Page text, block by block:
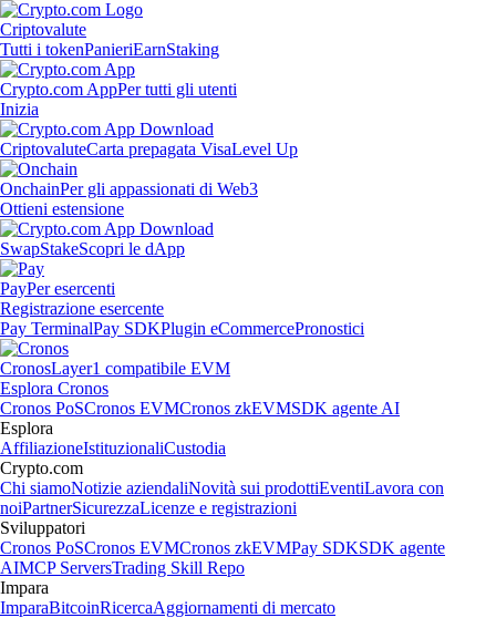
Criptovalute
Tutti i tokenPanieriEarnStaking
Crypto.com AppPer tutti gli utenti
Inizia
CriptovaluteCarta prepagata VisaLevel Up
OnchainPer gli appassionati di Web3
Ottieni estensione
SwapStakeScopri le dApp
PayPer esercenti
Registrazione esercente
Pay TerminalPay SDKPlugin eCommercePronostici
CronosLayer1 compatibile EVM
Esplora Cronos
Cronos PoSCronos EVMCronos zkEVMSDK agente AI
Esplora
AffiliazioneIstituzionaliCustodia
Crypto.com
Chi siamoNotizie aziendaliNovità sui prodottiEventiLavora con
noiPartnerSicurezzaLicenze e registrazioni
Sviluppatori
Cronos PoSCronos EVMCronos zkEVMPay SDKSDK agente
AIMCP ServersTrading Skill Repo
Impara
ImparaBitcoinRicercaAggiornamenti di mercato